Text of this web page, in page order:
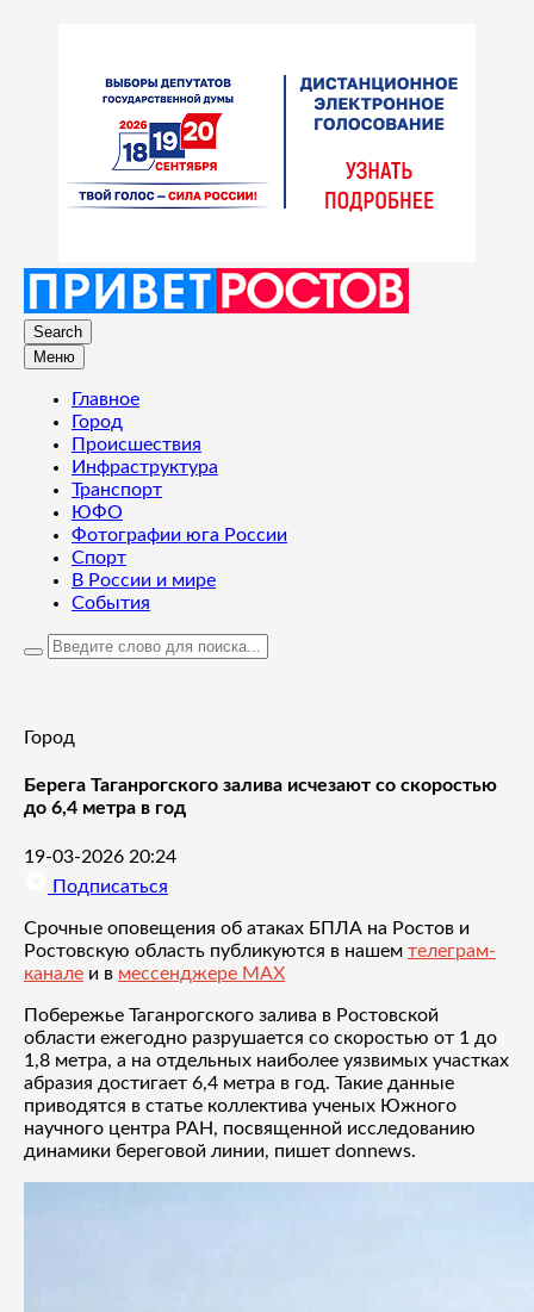
Search
Меню
Главное
Город
Происшествия
Инфраструктура
Транспорт
ЮФО
Фотографии юга России
Спорт
В России и мире
События
Город
Берега Таганрогского залива исчезают со скоростью
до 6,4 метра в год
19-03-2026 20:24
Подписаться
Срочные оповещения об атаках БПЛА на Ростов и
Ростовскую область публикуются в нашем телеграм-
канале и в мессенджере MAX
Побережье Таганрогского залива в Ростовской
области ежегодно разрушается со скоростью от 1 до
1,8 метра, а на отдельных наиболее уязвимых участках
абразия достигает 6,4 метра в год. Такие данные
приводятся в статье коллектива ученых Южного
научного центра РАН, посвященной исследованию
динамики береговой линии, пишет donnews.